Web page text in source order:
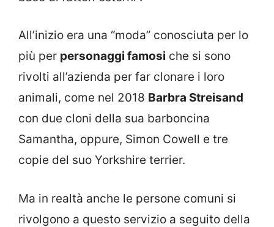
All’inizio era una “moda” conosciuta per lo
più per personaggi famosi che si sono
rivolti all’azienda per far clonare i loro
animali, come nel 2018 Barbra Streisand
con due cloni della sua barboncina
Samantha, oppure, Simon Cowell e tre
copie del suo Yorkshire terrier.
Ma in realtà anche le persone comuni si
rivolgono a questo servizio a seguito della